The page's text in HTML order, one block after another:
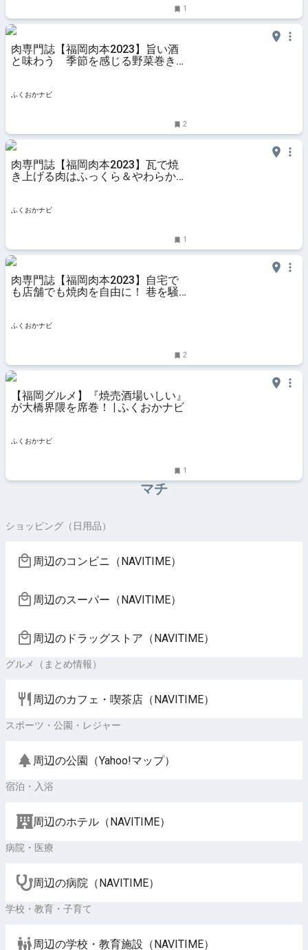
1
肉専門誌【福岡肉本2023】旨い酒
と味わう 季節を感じる野菜巻き
ふくおかナビ
2
肉専門誌【福岡肉本2023】瓦で焼
き上げる肉はふっくら＆やわらか
ふくおかナビ
1
肉専門誌【福岡肉本2023】自宅で
も店舗でも焼肉を自由に！ 巷を騒
ふくおかナビ
2
【福岡グルメ】『焼売酒場いしい』
が大橋界隈を席巻！ | ふくおかナビ
ふくおかナビ
1
マチ
ショッピング（日用品）
周辺のコンビニ（NAVITIME）
周辺のスーパー（NAVITIME）
周辺のドラッグストア（NAVITIME）
グルメ（まとめ情報）
周辺のカフェ・喫茶店（NAVITIME）
スポーツ・公園・レジャー
周辺の公園（Yahoo!マップ）
宿泊・入浴
周辺のホテル（NAVITIME）
病院・医療
周辺の病院（NAVITIME）
学校・教育・子育て
周辺の学校・教育施設（NAVITIME）